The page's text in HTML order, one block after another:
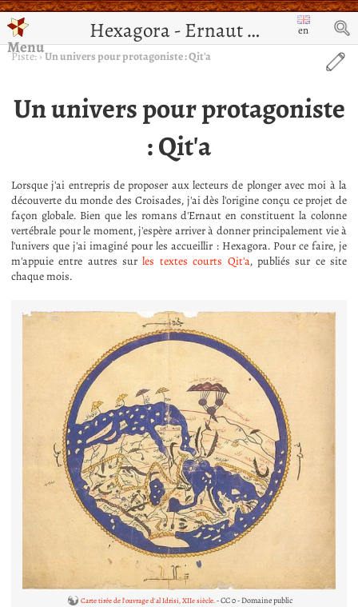
Hexagora - Ernaut de Jérusalem
Menu
en
Piste:›Un univers pour protagoniste : Qit'a
Un univers pour protagoniste
: Qit'a
Lorsque j'ai entrepris de proposer aux lecteurs de plonger avec moi à la
découverte du monde des Croisades, j'ai dès l'origine conçu ce projet de
façon globale. Bien que les romans d'Ernaut en constituent la colonne
vertébrale pour le moment, j'espère arriver à donner principalement vie à
l'univers que j'ai imaginé pour les accueillir : Hexagora. Pour ce faire, je
m'appuie entre autres surles textes courts Qit'a, publiés sur ce site
chaque mois.
Carte tirée de l'ouvrage d'al Idrisi, XIIe siècle.- CC 0 - Domaine public